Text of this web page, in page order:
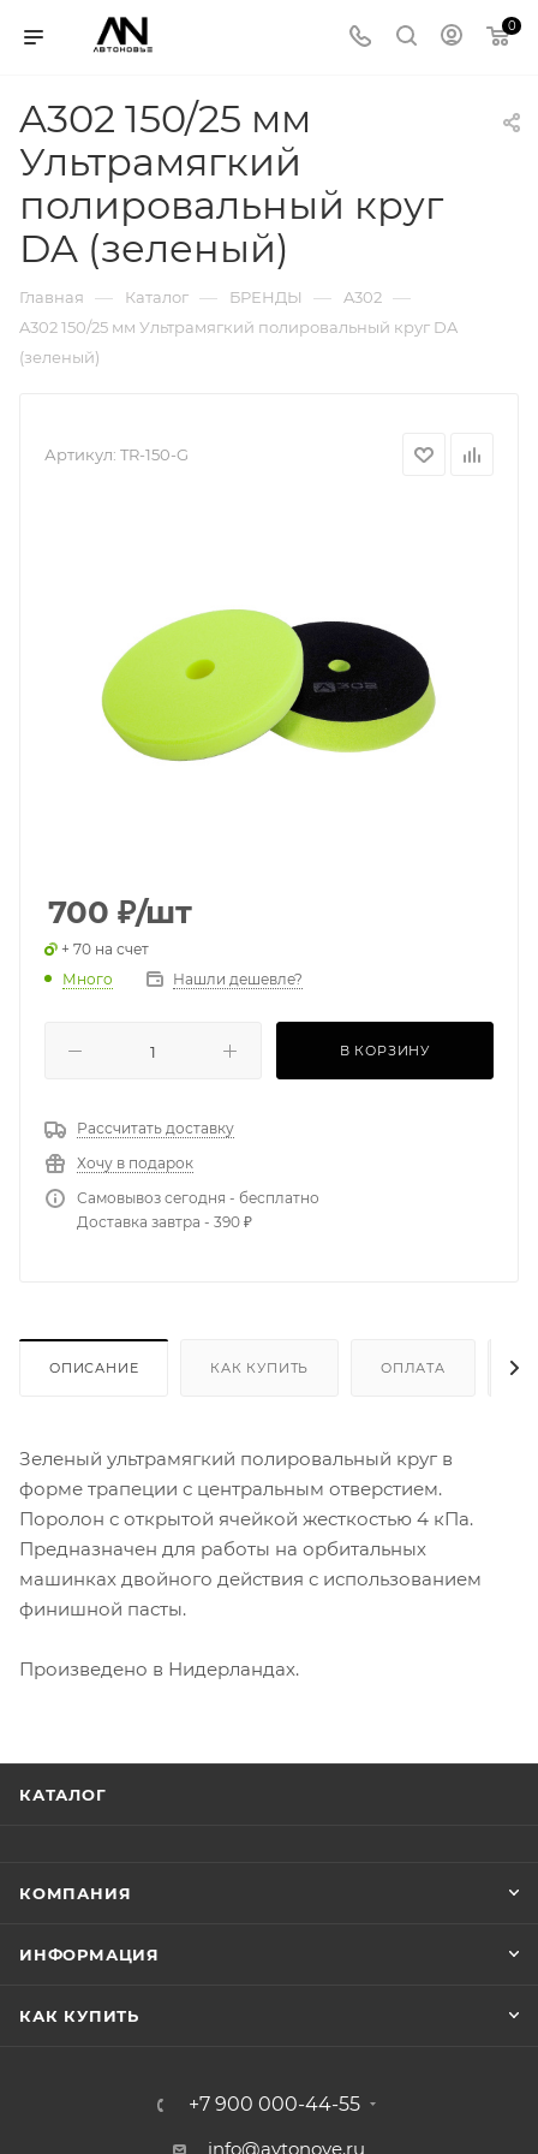
0
A302 150/25 мм
Ультрамягкий
полировальный круг
DA (зеленый)
Главная — Каталог — БРЕНДЫ — A302 —
A302 150/25 мм Ультрамягкий полировальный круг DA
(зеленый)
Артикул: TR-150-G
700 ₽/шт
+ 70 на счет
Много
Нашли дешевле?
В КОРЗИНУ
Рассчитать доставку
Хочу в подарок
Самовывоз сегодня - бесплатно
Доставка завтра - 390 ₽
ОПИСАНИЕ КАК КУПИТЬ ОПЛАТА
Зеленый ультрамягкий полировальный круг в
форме трапеции с центральным отверстием.
Поролон с открытой ячейкой жесткостью 4 кПа.
Предназначен для работы на орбитальных
машинках двойного действия с использованием
финишной пасты.
Произведено в Нидерландах.
КАТАЛОГ
КОМПАНИЯ
ИНФОРМАЦИЯ
КАК КУПИТЬ
+7 900 000-44-55
info@avtonove.ru